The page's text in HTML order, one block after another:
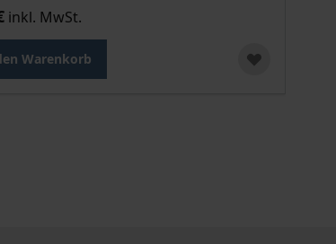
inkl. MwSt.
Warenkorb